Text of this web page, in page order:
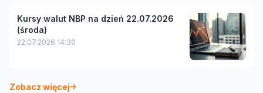
Kursy walut NBP na dzień 22.07.2026
(środa)
22.07.2026 14:30
Zobacz więcej